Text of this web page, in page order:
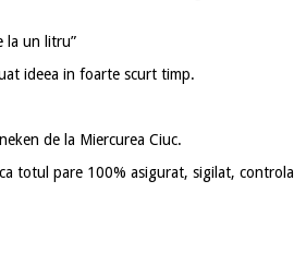
la un litru”
ideea in foarte scurt timp.
de la Miercurea Ciuc.
totul pare 100% asigurat, sigilat,